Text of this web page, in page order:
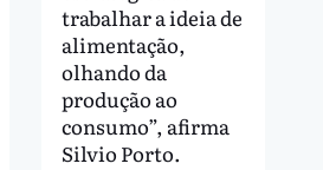
trabalhar a ideia de
alimentação,
olhando da
produção ao
consumo”, afirma
Silvio Porto.